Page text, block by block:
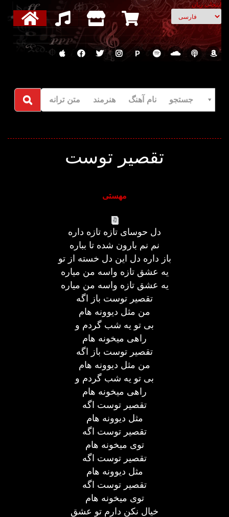
انتخاب زبان
P
جستجو نام آهنگ هنرمند متن ترانه
تقصیر توست
مهستی
دل حوسای تازه تازه داره
نم نم بارون شده تا بباره
باز داره دل این دل خسته از تو
یه عشق تازه واسه من میاره
یه عشق تازه واسه من میاره
تقصیر توست باز اگه
من مثل دیوونه هام
بی تو یه شب گردم و
راهی میخونه هام
تقصیر توست باز اگه
من مثل دیوونه هام
بی تو یه شب گردم و
راهی میخونه هام
تقصیر توست اگه
مثل دیوونه هام
تقصیر توست اگه
توی میخونه هام
تقصیر توست اگه
مثل دیوونه هام
تقصیر توست اگه
توی میخونه هام
خیال نکن دارم تو عشق